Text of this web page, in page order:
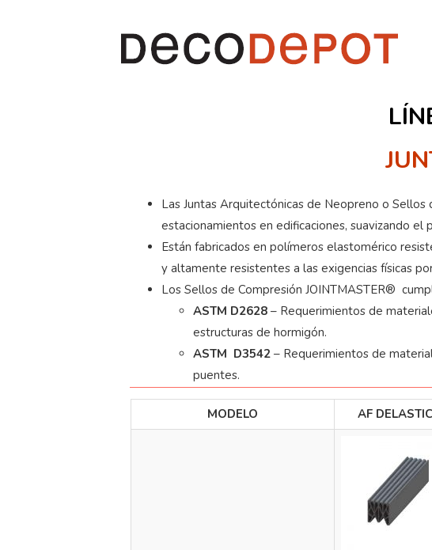
Las Juntas Arquitectónicas de Neopreno o
estacionamientos en edificaciones, suavizando
Están fabricados en polímeros elastomérico
y altamente resistentes a las exigencias físicas
Los Sellos de Compresión JOINTMASTER®
ASTM D2628 – Requerimientos de
estructuras de hormigón.
ASTM D3542 – Requerimientos de
puentes.
MODELO AF